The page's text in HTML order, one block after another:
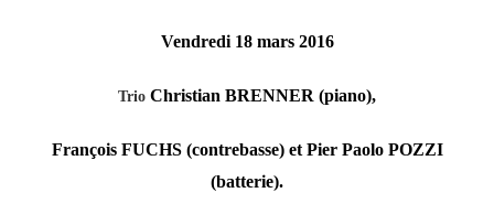
Vendredi 18 mars 2016
Trio Christian BRENNER (piano),
François FUCHS (contrebasse) et Pier Paolo POZZI
(batterie).